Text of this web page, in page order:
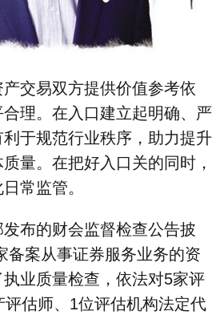
交易双方提供价值参考依
理。在入口建立起明确、严
于规范行业秩序，助力提升
量。在把好入口关的同时，
常监管。
布的财会监督检查公告披
备案从事证券服务业务的资
业质量检查，依法对5家评
估师、1位评估机构法定代